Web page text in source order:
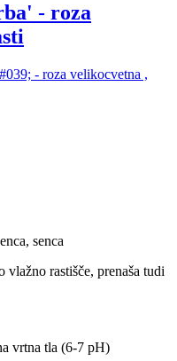
- roza
senca
vlažno rastišče, prenaša tudi
vrtna tla (6-7 pH)